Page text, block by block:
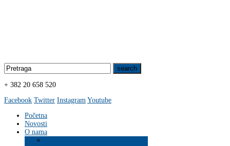
+ 382 20 658 520
Facebook Twitter Instagram Youtube
Početna
Novosti
O nama